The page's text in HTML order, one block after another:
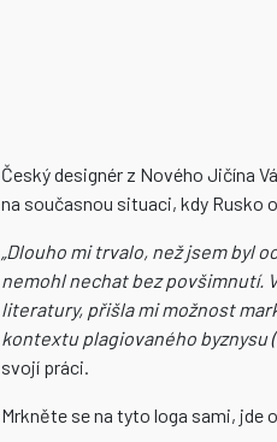
Český designér z Nového Jičína
na současnou situaci, kdy Rusko
„Dlouho mi trvalo, než jsem byl
nemohl nechat bez povšimnutí.
literatury, přišla mi možnost
kontextu plagiovaného byznysu
svojí práci.
Mrkněte se na tyto loga sami, jde